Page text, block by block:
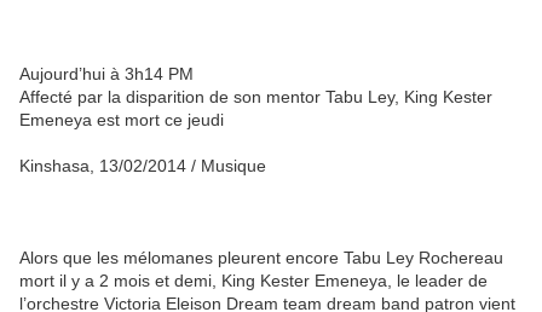
Aujourd’hui à 3h14 PM
Affecté par la disparition de son mentor Tabu Ley, King Kester
Emeneya est mort ce jeudi
Kinshasa, 13/02/2014 / Musique
Alors que les mélomanes pleurent encore Tabu Ley Rochereau
mort il y a 2 mois et demi, King Kester Emeneya, le leader de
l’orchestre Victoria Eleison Dream team dream band patron vient